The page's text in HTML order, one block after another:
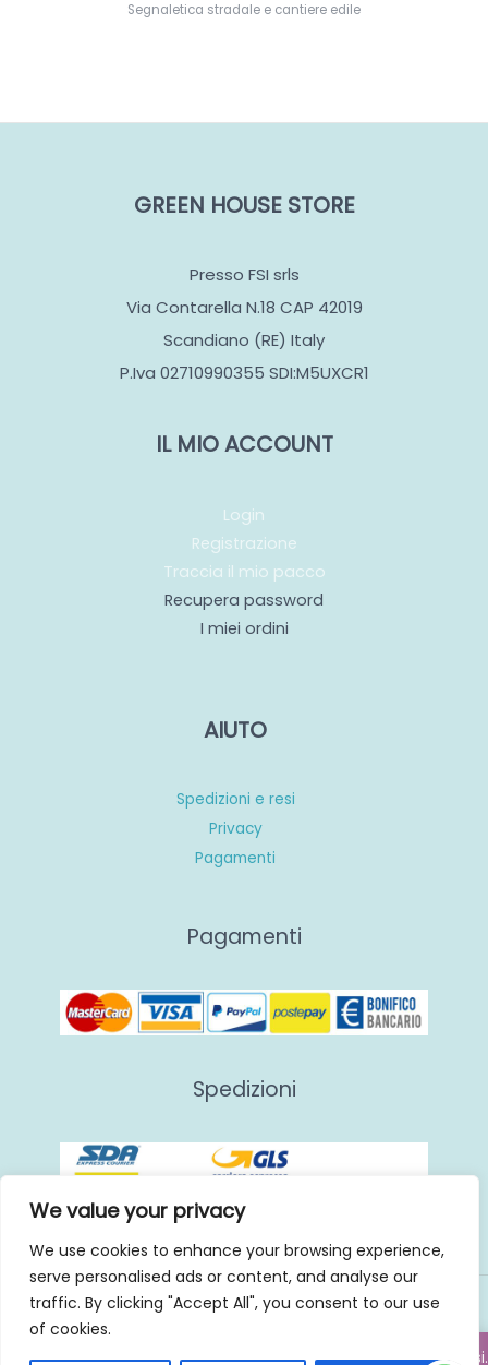
We value your privacy
We use cookies to enhance your browsing experience,
serve personalised ads or content, and analyse our
traffic. By clicking "Accept All", you consent to our use
of cookies.
Saremo chiusi per ferie dal giorno 7 Agosto al giorno 26 compresi.
Segnaletica stradale e cantiere edile
GREEN HOUSE STORE
Presso FSI srls
Via Contarella N.18 CAP 42019
Scandiano (RE) Italy
P.Iva 02710990355 SDI:M5UXCR1
IL MIO ACCOUNT
Login
Registrazione
Traccia il mio pacco
Recupera password
I miei ordini
AIUTO
Spedizioni e resi
Privacy
Pagamenti
Pagamenti
Spedizioni
Copyright © 2026 | GHS